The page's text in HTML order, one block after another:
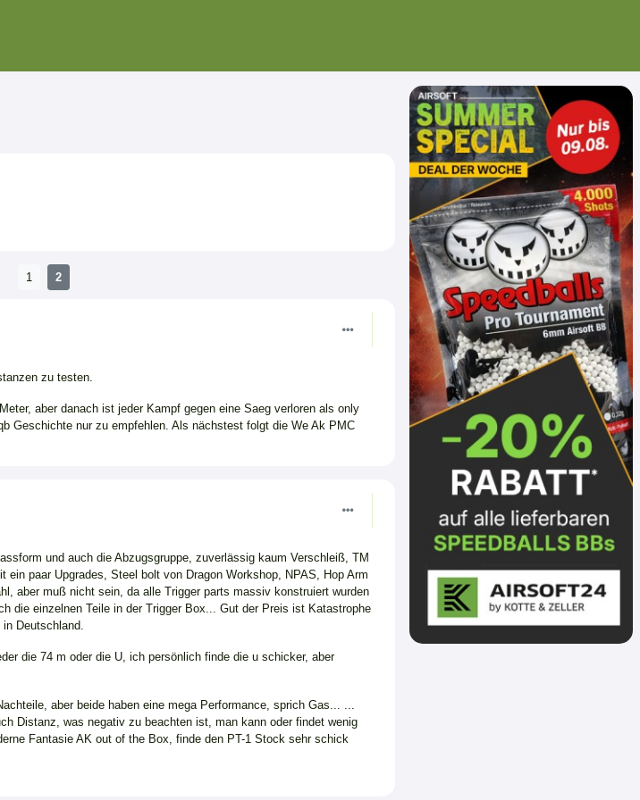
1 2
zu testen.
aber danach ist jeder Kampf gegen eine Saeg verloren als only
Geschichte nur zu empfehlen. Als nächstest folgt die We Ak PMC
und auch die Abzugsgruppe, zuverlässig kaum Verschleiß, TM
paar Upgrades, Steel bolt von Dragon Workshop, NPAS, Hop Arm
aber muß nicht sein, da alle Trigger parts massiv konstruiert wurden
die einzelnen Teile in der Trigger Box... Gut der Preis ist Katastrophe
Deutschland.
die 74 m oder die U, ich persönlich finde die u schicker, aber
aber beide haben eine mega Performance, sprich Gas... ...
Distanz, was negativ zu beachten ist, man kann oder findet wenig
Fantasie AK out of the Box, finde den PT-1 Stock sehr schick